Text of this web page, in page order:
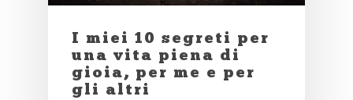
I miei 10 segreti per
una vita piena di
gioia, per me e per
gli altri